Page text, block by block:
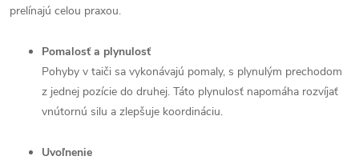
prelínajú celou praxou.
Pomalosť a plynulosť
Pohyby v taiči sa vykonávajú pomaly, s plynulým prechodom
z jednej pozície do druhej. Táto plynulosť napomáha rozvíjať
vnútornú silu a zlepšuje koordináciu.
Uvoľnenie